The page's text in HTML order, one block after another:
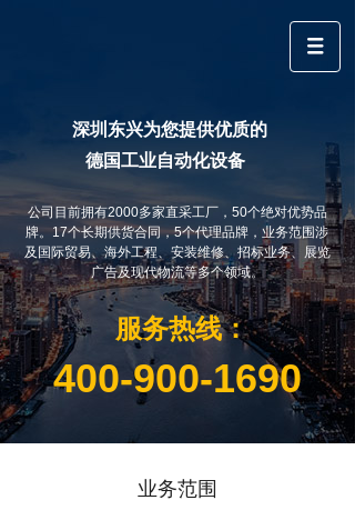
深圳东兴为您提供优质的
德国工业自动化设备
公司目前拥有2000多家直采工厂，50个绝对优势品
牌。17个长期供货合同，5个代理品牌，业务范围涉
及国际贸易、海外工程、安装维修、招标业务、展览
广告及现代物流等多个领域。
服务热线：
400-900-1690
业务范围